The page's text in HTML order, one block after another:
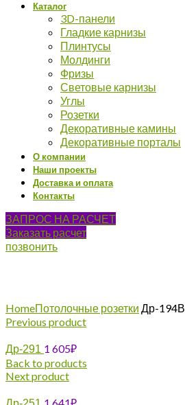
Каталог
3D-панели
Гладкие карнизы
Плинтусы
Молдинги
Фризы
Световые карнизы
Углы
Розетки
Декоративные камины
Декоративные порталы
О компании
Наши проекты
Доставка и оплата
Контакты
ЗАПРОС НА РАСЧЕТ
Заказать расчет
позвонить
HomeПотолочные розетки Др-194В
Previous product
Др-291 1 605₽
Back to products
Next product